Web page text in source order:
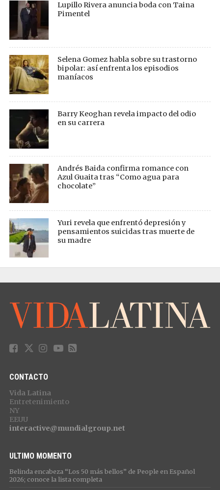
Lupillo Rivera anuncia boda con Taina
Pimentel
Selena Gomez habla sobre su trastorno
bipolar: así enfrenta los episodios
maníacos
Barry Keoghan revela impacto del odio
en su carrera
Andrés Baida confirma romance con
Azul Guaita tras “Como agua para
chocolate”
Yuri revela que enfrentó depresión y
pensamientos suicidas tras muerte de
su madre
CONTACTO
Vida Latina
Entretenimiento
NY
EEUU
interactive@mundialgroup.net
ULTIMO MOMENTO
Belinda encabeza “Los 50 más bellos” de People en Español
2026; conoce la lista completa